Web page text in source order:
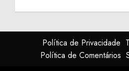
Política de Privacidade
Política de Comentários